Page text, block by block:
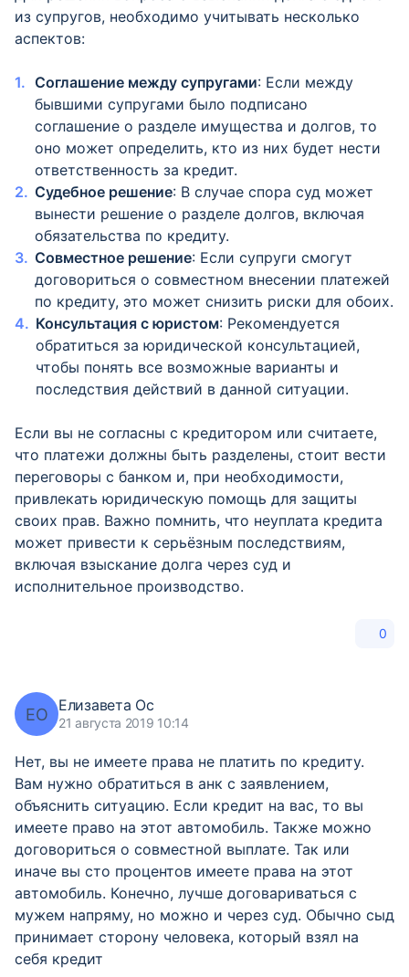
из супругов, необходимо учитывать несколько
аспектов:
Соглашение между супругами: Если между
бывшими супругами было подписано
соглашение о разделе имущества и долгов, то
оно может определить, кто из них будет нести
ответственность за кредит.
Судебное решение: В случае спора суд может
вынести решение о разделе долгов, включая
обязательства по кредиту.
Совместное решение: Если супруги смогут
договориться о совместном внесении платежей
по кредиту, это может снизить риски для обоих.
Консультация с юристом: Рекомендуется
обратиться за юридической консультацией,
чтобы понять все возможные варианты и
последствия действий в данной ситуации.
Если вы не согласны с кредитором или считаете,
что платежи должны быть разделены, стоит вести
переговоры с банком и, при необходимости,
привлекать юридическую помощь для защиты
своих прав. Важно помнить, что неуплата кредита
может привести к серьёзным последствиям,
включая взыскание долга через суд и
исполнительное производство.
0
ЕО Елизавета Ос
21 августа 2019 10:14
Нет, вы не имеете права не платить по кредиту.
Вам нужно обратиться в анк с заявлением,
объяснить ситуацию. Если кредит на вас, то вы
имеете право на этот автомобиль. Также можно
договориться о совместной выплате. Так или
иначе вы сто процентов имеете права на этот
автомобиль. Конечно, лучше договариваться с
мужем напряму, но можно и через суд. Обычно сыд
принимает сторону человека, который взял на
себя кредит